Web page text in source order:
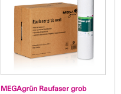
MEGAgrün Raufaser grob